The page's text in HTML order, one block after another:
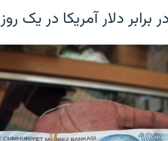
آمریکا در یک روز ۱۸ درصد سقوط کرد